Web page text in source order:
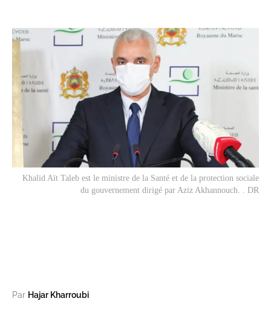
Khalid Aït Taleb est le ministre de la Santé et de la protection sociale
du gouvernement dirigé par Aziz Akhannouch. . DR
Par Hajar Kharroubi